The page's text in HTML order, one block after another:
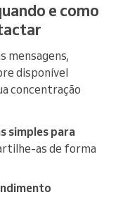
e como
mensagens,
disponível
concentração
simples para
as de forma